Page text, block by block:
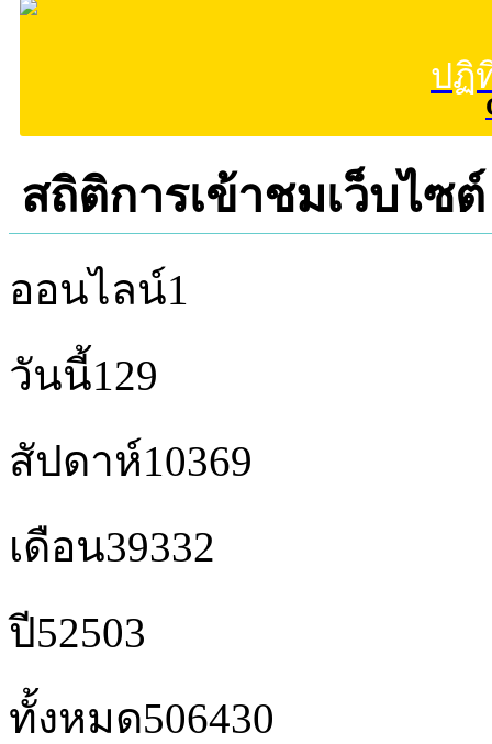
ปฏิ
สถิติการเข้าชมเว็บไซต์
ออนไลน์1
วันนี้129
สัปดาห์10369
เดือน39332
ปี52503
ทั้งหมด506430